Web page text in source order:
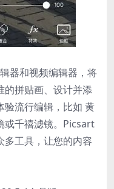
器和视频编辑器，将
的拼贴画、设计并添
验流行编辑，比如 黄
或千禧滤镜。Picsart
多工具，让您的内容